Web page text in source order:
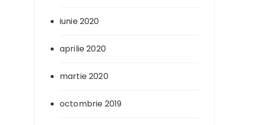
iunie 2020
aprilie 2020
martie 2020
octombrie 2019